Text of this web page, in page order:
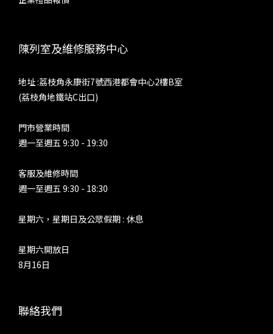
陳列室及維修服務中心
地址 :荔枝角永康街7號西港都會中心2樓B室
(荔枝角地鐵站C出口)
門市營業時間
週一至週五 9:30 - 19:30
客服及維修時間
週一至週五 9:30 - 18:30
星期六，星期日及公眾假期 : 休息
星期六開放日
8月16日
聯絡我們